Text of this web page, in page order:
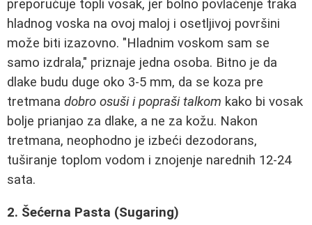
preporučuje topli vosak, jer bolno povlačenje traka
hladnog voska na ovoj maloj i osetljivoj površini
može biti izazovno. "Hladnim voskom sam se
samo izdrala," priznaje jedna osoba. Bitno je da
dlake budu duge oko 3-5 mm, da se koza pre
tretmana dobro osuši i popraši talkom kako bi vosak
bolje prianjao za dlake, a ne za kožu. Nakon
tretmana, neophodno je izbeći dezodorans,
tuširanje toplom vodom i znojenje narednih 12-24
sata.
2. Šećerna Pasta (Sugaring)